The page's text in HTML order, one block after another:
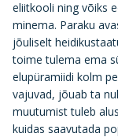
eliitkooli ning võiks
minema. Paraku
jõuliselt
toime tulema ema
elupüramiidi kolm
vajuvad, jõuab ta
muutumist tuleb
kuidas saavutada